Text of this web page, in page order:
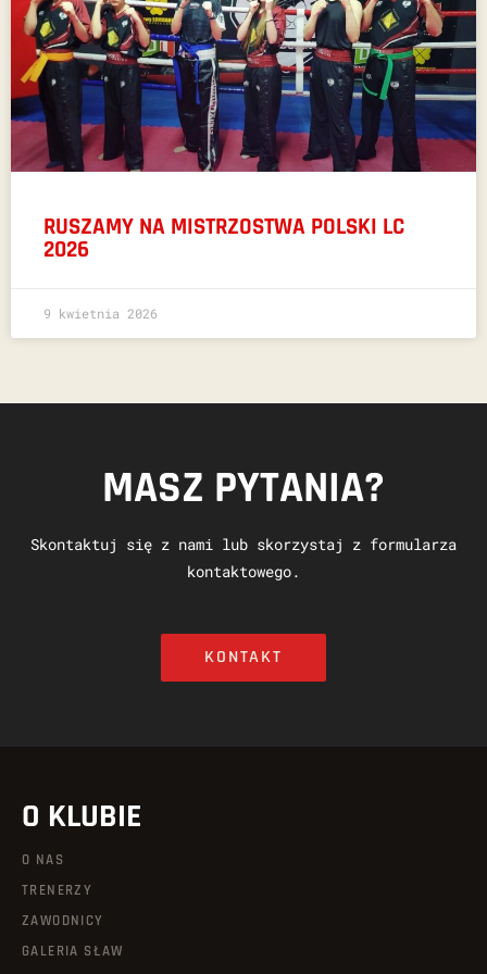
RUSZAMY NA MISTRZOSTWA POLSKI LC
2026
9 kwietnia 2026
MASZ PYTANIA?
Skontaktuj się z nami lub skorzystaj z formularza
kontaktowego.
KONTAKT
O KLUBIE
O NAS
TRENERZY
ZAWODNICY
GALERIA SŁAW